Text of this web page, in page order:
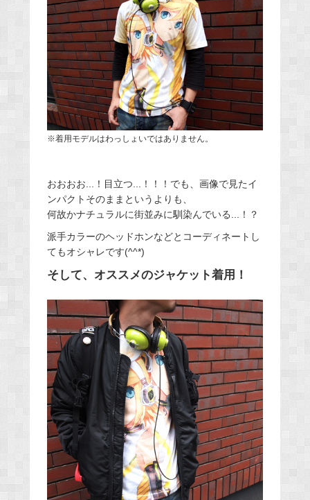
※着用モデルはわっしょいではありません。
おおおお...！目立つ...！！！でも、画像で見たイ
ンパクトそのままというよりも、
何故かナチュラルに街並みに馴染んでいる...！？
派手カラーのヘッドホンなどとコーディネートし
てもオシャレです(^^*)
そして、オススメのジャケット着用！